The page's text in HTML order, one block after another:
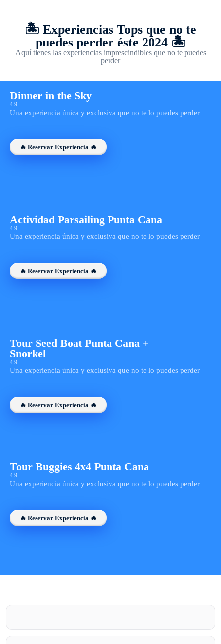
🏝️ Experiencias Tops que no te
puedes perder éste 2024 🏝️
Aquí tienes las experiencias imprescindibles que no te puedes
perder
Dinner in the Sky
4.9
Una experiencia única y exclusiva que no te lo puedes perder
🔥 Reservar Experiencia 🔥
Actividad Parsailing Punta Cana
4.9
Una experiencia única y exclusiva que no te lo puedes perder
🔥 Reservar Experiencia 🔥
Tour Seed Boat Punta Cana +
Snorkel
4.9
Una experiencia única y exclusiva que no te lo puedes perder
🔥 Reservar Experiencia 🔥
Tour Buggies 4x4 Punta Cana
4.9
Una experiencia única y exclusiva que no te lo puedes perder
🔥 Reservar Experiencia 🔥